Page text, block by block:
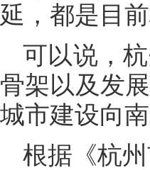
延，都是目
可以说，
骨架以及发
城市建设向
根据《杭